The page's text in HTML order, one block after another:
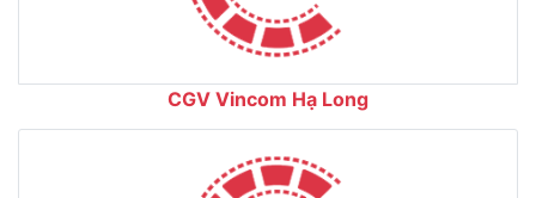
CGV Vincom Hạ Long